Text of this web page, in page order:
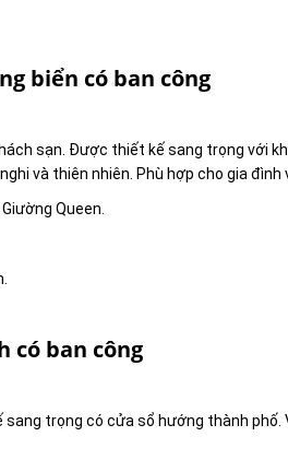
biển có ban công
sạn. Được thiết kế sang trọng với
và thiên nhiên. Phù hợp cho gia đình
Queen.
có ban công
trọng có cửa sổ hướng thành